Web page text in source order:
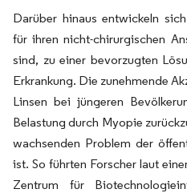
Darüber hinaus entwickeln
für ihren nicht-chirurgischen
sind, zu einer bevorzugten
Erkrankung. Die zunehmende
Linsen bei jüngeren
Belastung durch Myopie
wachsenden Problem der
ist. So führten Forscher laut
Zentrum für